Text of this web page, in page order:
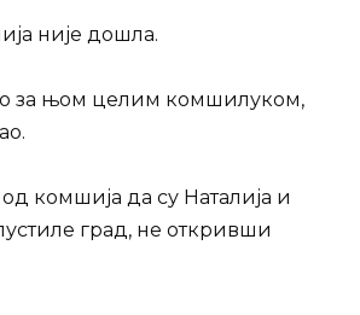
није дошла.
за њом целим комшилуком,
од комшија да су Наталија и
град, не откривши